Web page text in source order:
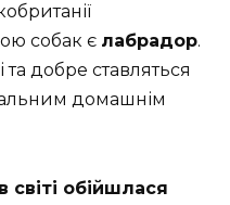
собак є лабрадор.
та добре ставляться
домашнім
обійшлася